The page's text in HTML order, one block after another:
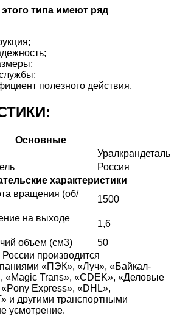
типа имеют ряд
полезного действия.
Основные
Уралкрандеталь
Россия
характеристики
вращения (об/
1500
на выходе
1,6
объем (см3)
50
производится
«ПЭК», «Луч», «Байкал-
«Magic Trans», «CDEK», «Деловые
Express», «DHL»,
и другими транспортными
усмотрение.